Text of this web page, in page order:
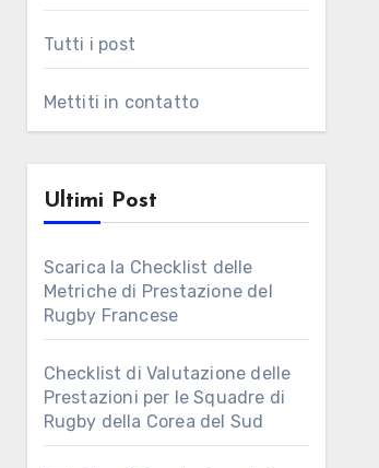
Tutti i post
Mettiti in contatto
Ultimi Post
Scarica la Checklist delle
Metriche di Prestazione del
Rugby Francese
Checklist di Valutazione delle
Prestazioni per le Squadre di
Rugby della Corea del Sud